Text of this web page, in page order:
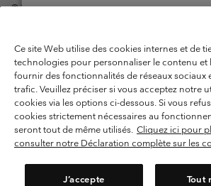
©2026Columbia Sportswear International Sarl.
Garanties Légales
Politique de confidentialité
Conditions d'utilisation - Membres
Conditions D'utilisation - Contenu généré par
Cookies
Ce site Web utilise des cookies internes et de
technologies pour personnaliser le contenu et
fournir des fonctionnalités de réseaux sociaux
trafic. Veuillez préciser si vous acceptez notre
cookies via les options ci-dessous. Si vous
cookies strictement nécessaires au
seront tout de même utilisés. Cliquez ici pour
consulter notre Déclaration complète sur les
J’accepte Tout
Achats en ligne
United States
Belgium-English
Belgium-Français
Belgium-Dutch